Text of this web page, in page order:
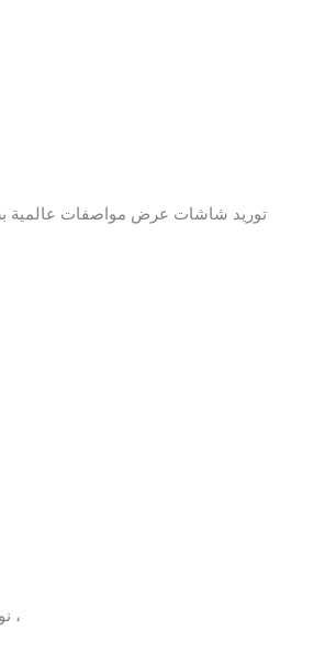
توريد شاشات عرض مواصفات عالمية
، تونس ، الجزائر ، المغرب ، ليبيا ، السودان ، فلسطين ، العراق ،